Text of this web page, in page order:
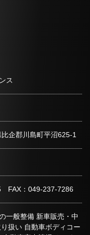
ス
企郡川島町平沼625-1
FAX：049-237-7286
一般整備 新車販売・中
扱い 自動車ボディコー